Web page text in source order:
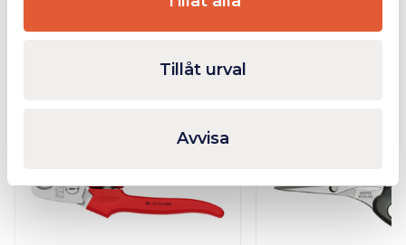
Tillåt urval
Avvisa